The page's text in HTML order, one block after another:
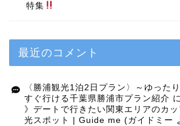
特集
最近のコメント
〈勝浦観光1泊2日プラン〉～ゆった
すぐ行ける千葉県勝浦市プラン紹介 に
》デートで行きたい関東エリアのカ
光スポット | Guide me (ガイドミー